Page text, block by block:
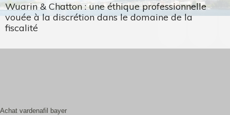
Wuarin & Chatton : une éthique professionnelle
vouée à la discrétion dans le domaine de la
fiscalité
Achat vardenafil bayer